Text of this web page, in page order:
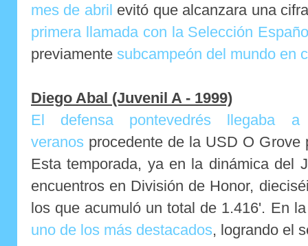
mes de abril evitó que alcanzara una
primera llamada con la Selección
previamente subcampeón del mundo en
Diego Abal (Juvenil A - 1999)
El defensa pontevedrés llegaba
veranos procedente de la USD O
Esta temporada, ya en la dinámica del
encuentros en División de Honor,
los que acumuló un total de 1.416'. En
uno de los más destacados, logrando el